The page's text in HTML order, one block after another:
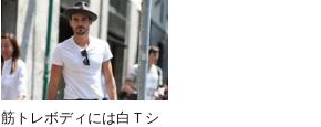
筋トレボディには白Ｔシ